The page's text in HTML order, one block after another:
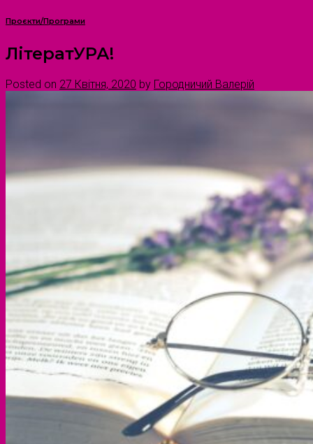
Проєкти/Програми
ЛітератУРА!
Posted on 27 Квітня, 2020 by Городничий Валерій